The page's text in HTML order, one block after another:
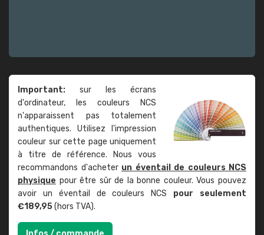
Important: sur les écrans
d'ordinateur, les couleurs NCS
n'apparaissent pas totalement
authentiques. Utilisez l'impression
couleur sur cette page uniquement
à titre de référence. Nous vous
recommandons d'acheter un éventail de couleurs NCS
physique pour être sûr de la bonne couleur. Vous pouvez
avoir un éventail de couleurs NCS pour seulement
€189,95(hors TVA).